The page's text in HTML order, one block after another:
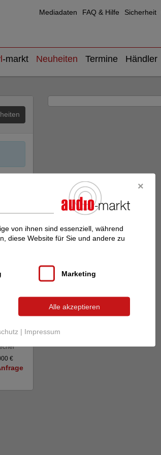
Mediadaten FAQ & Hilfe Sicherheit
-markt Neuheiten Termine Händler
f...
€
von ihnen sind essenziell, während
diese Website für Sie und andere zu
| Impressum
Marketing
Alle akzeptieren